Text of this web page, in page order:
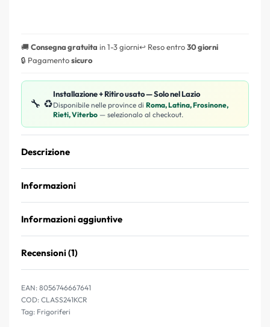
🚚Consegna gratuita in 1-3 giorni↩️ Reso entro30 giorni
🔒 Pagamentosicuro
🔧 ♻️
Installazione + Ritiro usato — Solo nel Lazio
Disponibile nelle province di Roma, Latina, Frosinone,
Rieti, Viterbo — selezionalo al checkout.
Descrizione
Informazioni
Informazioni aggiuntive
Recensioni (1)
EAN: 8056746667641
CLASS241KCR
Tag: Frigoriferi